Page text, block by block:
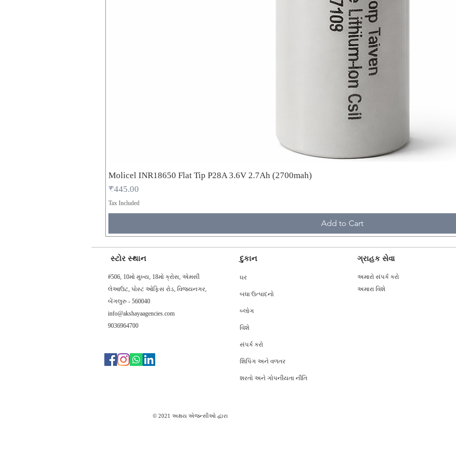
Molicel INR18650 Flat Tip P28A 3.6V 2.7Ah (2700mah)
Price
₹445.00
Tax Included
Add to Cart
સ્ટોર સ્થાન
#506, 10મો મુખ્ય, 18મો ક્રોસ, એમસી
લેઆઉટ, પોસ્ટ ઓફિસ રોડ, વિજયનગર,
બેંગલુરુ - 560040
info@akshayaagencies.com
9036964700
દુકાન
ઘર
બધા ઉત્પાદનો
બ્લોગ
વિશે
સંપર્ક કરો
શિપિંગ અને વળતર
શરતો અને ગોપનીયતા નીતિ
ગ્રાહક સેવા
અમારો સંપર્ક કરો
અમારા વિશે
© 2021 અક્ષય એજન્સીઓ દ્વારા